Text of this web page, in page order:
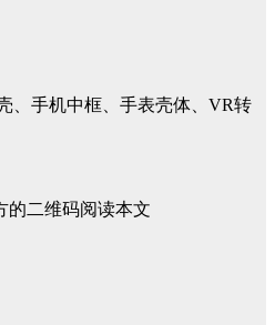
、手机中框、手表壳体、VR转
的二维码阅读本文